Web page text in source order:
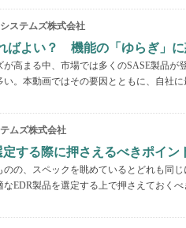
ステムズ株式会社
ばよい？ 機能の「ゆらぎ」
高まる中、市場では多くのSASE製品が
。本動画ではその要因とともに、自社
ムズ株式会社
する際に押さえるべきポイン
の、スペックを眺めているとどれも同
EDR製品を選定する上で押さえておく